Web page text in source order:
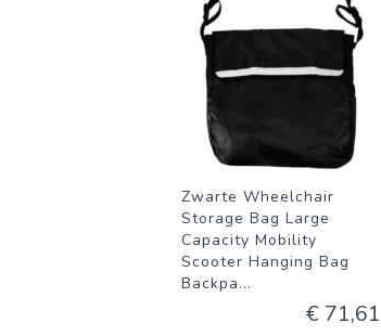
Zwarte Wheelchair
Storage Bag Large
Capacity Mobility
Scooter Hanging Bag
Backpa...
€ 71,61